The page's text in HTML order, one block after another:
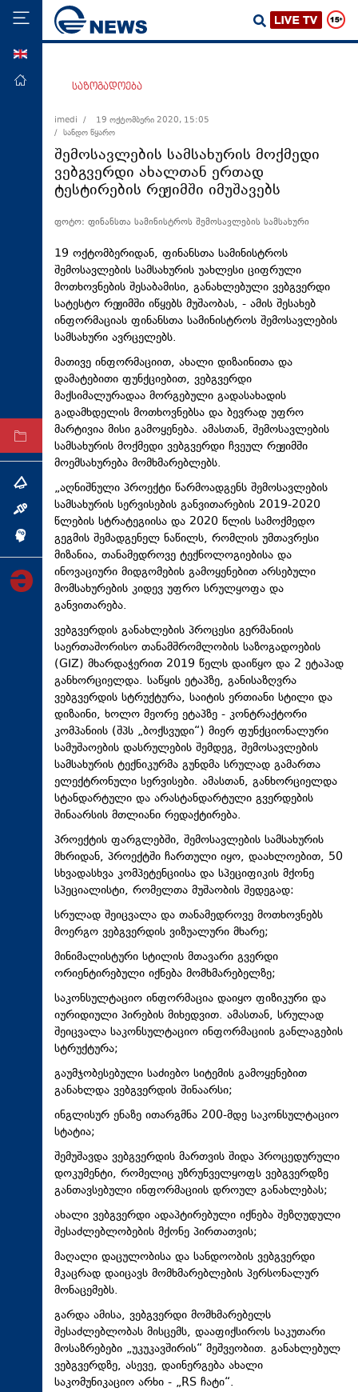
მთავარი
ეკონომიკა
მსოფლიო
ჯანდაცვა
თავდაცვა
რეგიონი
კულტურა
ტექნოლოგიები
ტაბლოიდი
ინტერვიუ
ინქვიზიცია
საზოგადოება
imedi /
19 ოქტომბერი 2020, 15:05
/ სანდო წყარო
შემოსავლების სამსახურის მოქმედი
ვებგვერდი ახალთან ერთად
ტესტირების რეჟიმში იმუშავებს
ფოტო: ფინანსთა სამინისტროს შემოსავლების სამსახური
19 ოქტომბერიდან, ფინანსთა სამინისტროს
შემოსავლების სამსახურის უახლესი ციფრული
მოთხოვნების შესაბამისი, განახლებული ვებგვერდი
სატესტო რეჟიმში იწყებს მუშაობას, - ამის შესახებ
ინფორმაციას ფინანსთა სამინისტროს შემოსავლების
სამსახური ავრცელებს.
მათივე ინფორმაციით, ახალი დიზაინითა და
დამატებითი ფუნქციებით, ვებგვერდი
მაქსიმალურადაა მორგებული გადასახადის
გადამხდელის მოთხოვნებსა და ბევრად უფრო
მარტივია მისი გამოყენება. ამასთან, შემოსავლების
სამსახურის მოქმედი ვებგვერდი ჩვეულ რეჟიმში
მოემსახურება მომხმარებლებს.
„აღნიშნული პროექტი წარმოადგენს შემოსავლების
სამსახურის სერვისების განვითარების 2019-2020
წლების სტრატეგიისა და 2020 წლის სამოქმედო
გეგმის შემადგენელ ნაწილს, რომლის უმთავრესი
მიზანია, თანამედროვე ტექნოლოგიებისა და
ინოვაციური მიდგომების გამოყენებით არსებული
მომსახურების კიდევ უფრო სრულყოფა და
განვითარება.
ვებგვერდის განახლების პროცესი გერმანიის
საერთაშორისო თანამშრომლობის საზოგადოების
(GIZ) მხარდაჭერით 2019 წელს დაიწყო და 2 ეტაპად
განხორციელდა. საწყის ეტაპზე, განისაზღვრა
ვებგვერდის სტრუქტურა, საიტის ერთიანი სტილი და
დიზაინი, ხოლო მეორე ეტაპზე - კონტრაქტორი
კომპანიის (შპს „ბოქსვუდი“) მიერ ფუნქციონალური
სამუშაოების დასრულების შემდეგ, შემოსავლების
სამსახურის ტექნიკურმა გუნდმა სრულად გამართა
ელექტრონული სერვისები. ამასთან, განხორციელდა
სტანდარტული და არასტანდარტული გვერდების
შინაარსის მთლიანი რედაქტირება.
პროექტის ფარგლებში, შემოსავლების სამსახურის
მხრიდან, პროექტში ჩართული იყო, დაახლოებით, 50
სხვადასხვა კომპეტენციისა და სპეციფიკის მქონე
სპეციალისტი, რომელთა მუშაობის შედეგად:
სრულად შეიცვალა და თანამედროვე მოთხოვნებს
მოერგო ვებგვერდის ვიზუალური მხარე;
მინიმალისტური სტილის მთავარი გვერდი
ორიენტირებული იქნება მომხმარებელზე;
საკონსულტაციო ინფორმაცია დაიყო ფიზიკური და
იურიდიული პირების მიხედვით. ამასთან, სრულად
შეიცვალა საკონსულტაციო ინფორმაციის განლაგების
სტრუქტურა;
გაუმჯობესებული საძიებო სიტემის გამოყენებით
განახლდა ვებგვერდის შინაარსი;
ინგლისურ ენაზე ითარგმნა 200-მდე საკონსულტაციო
სტატია;
შემუშავდა ვებგვერდის მართვის შიდა პროცედურული
დოკუმენტი, რომელიც უზრუნველყოფს ვებგვერდზე
განთავსებული ინფორმაციის დროულ განახლებას;
ახალი ვებგვერდი ადაპტირებული იქნება შეზღუდული
შესაძლებლობების მქონე პირთათვის;
მაღალი დაცულობისა და სანდოობის ვებგვერდი
მკაცრად დაიცავს მომხმარებლების პერსონალურ
მონაცემებს.
გარდა ამისა, ვებგვერდი მომხმარებელს
შესაძლებლობას მისცემს, დააფიქსიროს საკუთარი
მოსაზრებები „უკუკავშირის“ მეშვეობით. განახლებულ
ვებგვერდზე, ასევე, დაინერგება ახალი
საკომუნიკაციო არხი - „RS ჩატი“.